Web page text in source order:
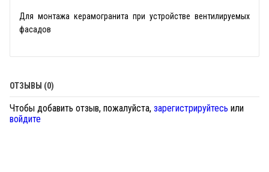
Для монтажа керамогранита при устройстве вентилируемых
фасадов
ОТЗЫВЫ (0)
Чтобы добавить отзыв, пожалуйста, зарегистрируйтесь или
войдите